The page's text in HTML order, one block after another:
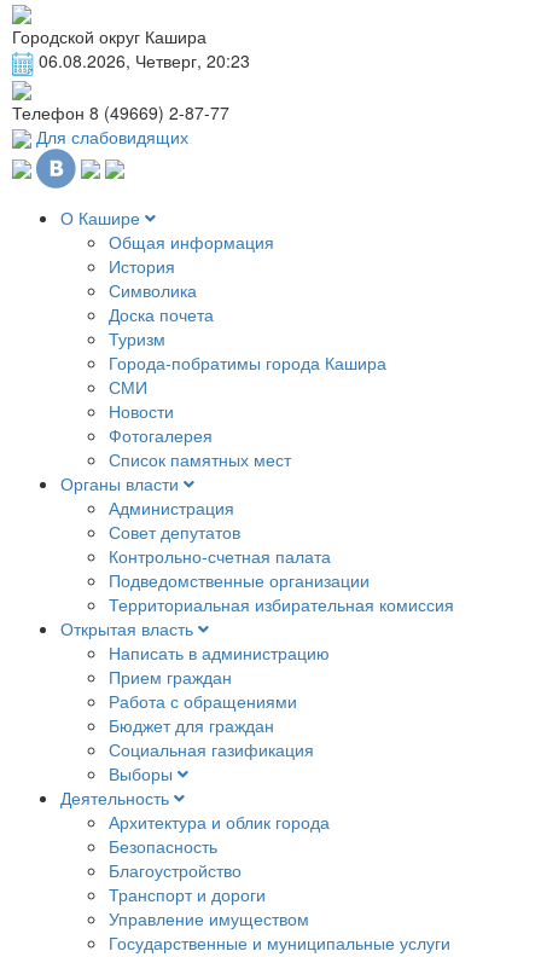
Городской округ Кашира
06.08.2026, Четверг, 20:23
Телефон 8 (49669) 2-87-77
Для слабовидящих
О Кашире
Общая информация
История
Символика
Доска почета
Туризм
Города-побратимы города Кашира
СМИ
Новости
Фотогалерея
Список памятных мест
Органы власти
Администрация
Совет депутатов
Контрольно-счетная палата
Подведомственные организации
Территориальная избирательная комиссия
Открытая власть
Написать в администрацию
Прием граждан
Работа с обращениями
Бюджет для граждан
Социальная газификация
Выборы
Деятельность
Архитектура и облик города
Безопасность
Благоустройство
Транспорт и дороги
Управление имуществом
Государственные и муниципальные услуги